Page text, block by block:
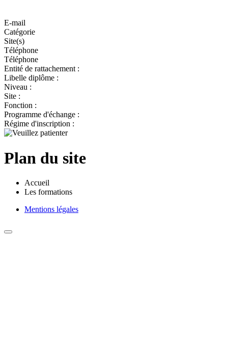
E-mail
Catégorie
Site(s)
Téléphone
Téléphone
Entité de rattachement :
Libelle diplôme :
Niveau :
Site :
Fonction :
Programme d'échange :
Régime d'inscription :
Plan du site
Accueil
Les formations
Mentions légales